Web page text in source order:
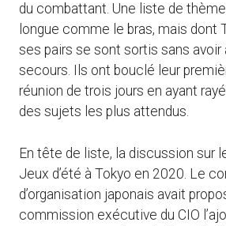
du combattant. Une liste de
longue comme le bras, mais dont
ses pairs se sont sortis sans avoir
secours. Ils ont bouclé leur
réunion de trois jours en ayant
des sujets les plus attendus.
En tête de liste, la discussion sur
Jeux d’été à Tokyo en 2020. Le
d’organisation japonais avait
commission exécutive du CIO